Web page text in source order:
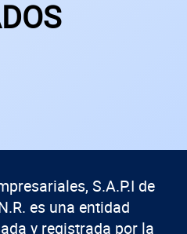
S.A.P.I de
es una entidad
y registrada por la